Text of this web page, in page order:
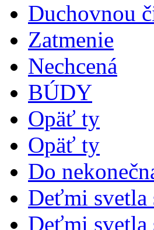
Duchovnou
Zatmenie
Nechcená
BÚDY
Opäť ty
Opäť ty
Do
Deťmi svetla
Deťmi svetla